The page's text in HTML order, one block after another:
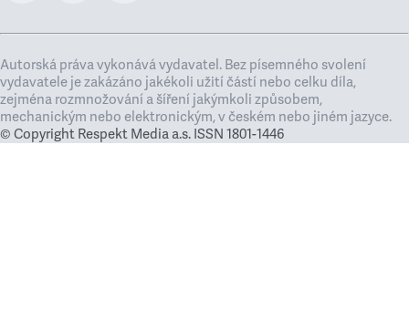
Autorská práva vykonává vydavatel. Bez písemného svolení
vydavatele je zakázáno jakékoli užití částí nebo celku díla,
zejména rozmnožování a šíření jakýmkoli způsobem,
mechanickým nebo elektronickým, v českém nebo jiném jazyce.
© Copyright Respekt Media a.s. ISSN 1801-1446